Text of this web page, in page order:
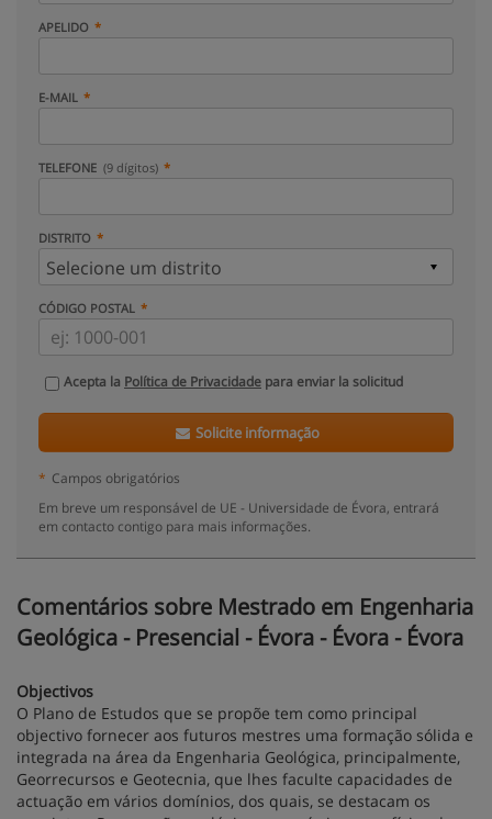
APELIDO
E-MAIL
TELEFONE (9 dígitos)
DISTRITO
CÓDIGO POSTAL
Acepta la Política de Privacidade para enviar la solicitud
Solicite informação
* Campos obrigatórios
Em breve um responsável de UE - Universidade de Évora, entrará
em contacto contigo para mais informações.
Comentários sobre Mestrado em Engenharia
Geológica - Presencial - Évora - Évora - Évora
Objectivos
O Plano de Estudos que se propõe tem como principal
objectivo fornecer aos futuros mestres uma formação sólida e
integrada na área da Engenharia Geológica, principalmente,
Georrecursos e Geotecnia, que lhes faculte capacidades de
actuação em vários domínios, dos quais, se destacam os